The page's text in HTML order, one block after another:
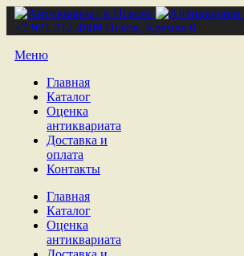
+7 921 212 4809 Псков, Кремль 6
Меню
Главная
Каталог
Оценка
антиквариата
Доставка и
оплата
Контакты
Главная
Каталог
Оценка
антиквариата